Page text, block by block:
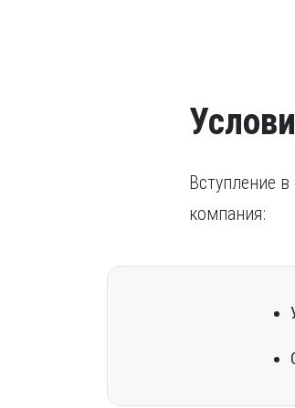
Вступление
компания: